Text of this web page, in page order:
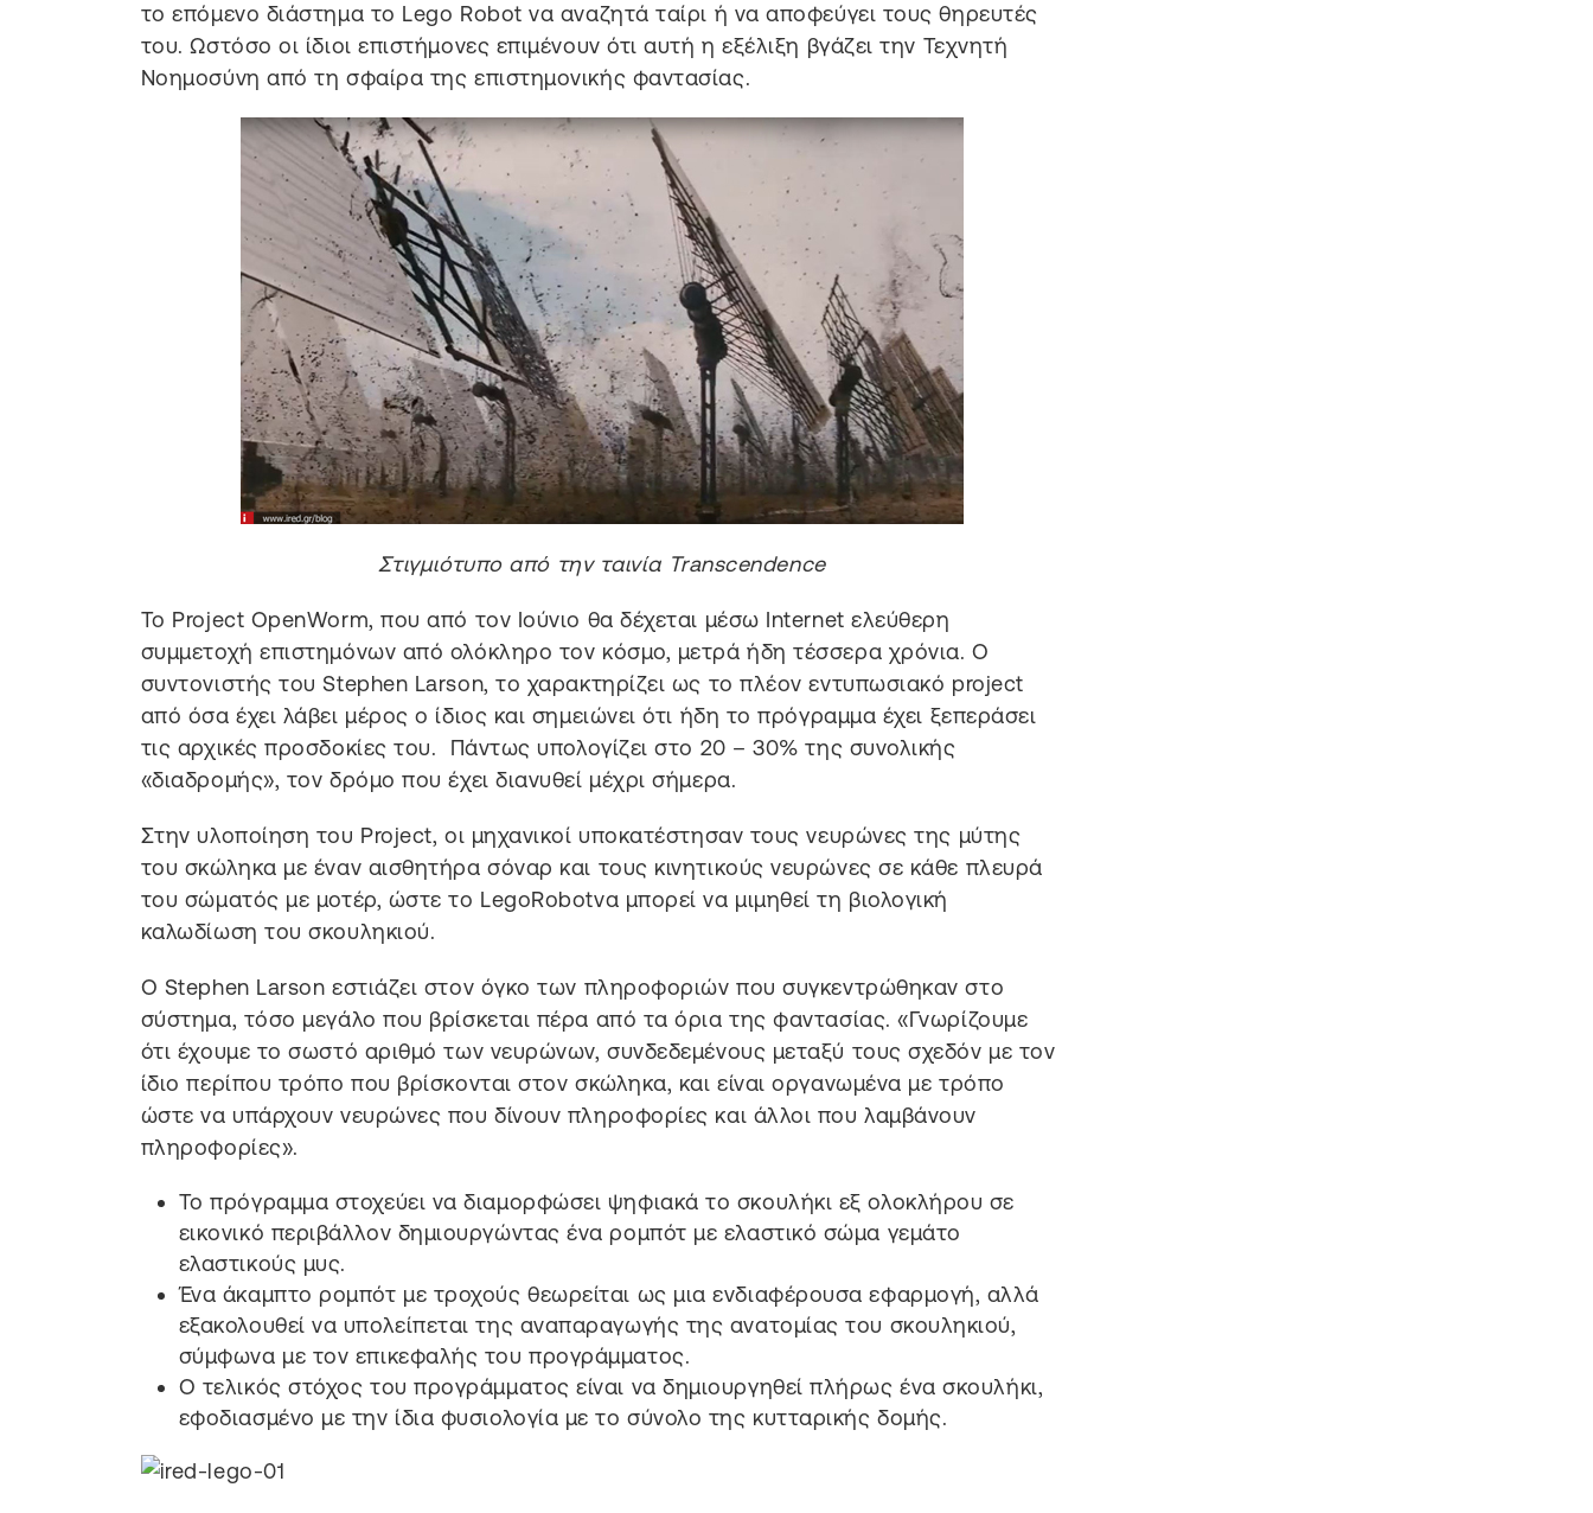
το επόμενο διάστημα το Lego Robot να αναζητά ταίρι ή να αποφεύγει τους θηρευτές
του. Ωστόσο οι ίδιοι επιστήμονες επιμένουν ότι αυτή η εξέλιξη βγάζει την Τεχνητή
Νοημοσύνη από τη σφαίρα της επιστημονικής φαντασίας.
Στιγμιότυπο από την ταινία Transcendence
Το Project OpenWorm, που από τον Ιούνιο θα δέχεται μέσω Internet ελεύθερη
συμμετοχή επιστημόνων από ολόκληρο τον κόσμο, μετρά ήδη τέσσερα χρόνια. Ο
συντονιστής του Stephen Larson, το χαρακτηρίζει ως το πλέον εντυπωσιακό project
από όσα έχει λάβει μέρος ο ίδιος και σημειώνει ότι ήδη το πρόγραμμα έχει ξεπεράσει
τις αρχικές προσδοκίες του. Πάντως υπολογίζει στο 20 – 30% της συνολικής
«διαδρομής», τον δρόμο που έχει διανυθεί μέχρι σήμερα.
Στην υλοποίηση του Project, οι μηχανικοί υποκατέστησαν τους νευρώνες της μύτης
του σκώληκα με έναν αισθητήρα σόναρ και τους κινητικούς νευρώνες σε κάθε πλευρά
του σώματός με μοτέρ, ώστε το LegoRobotνα μπορεί να μιμηθεί τη βιολογική
καλωδίωση του σκουληκιού.
Ο Stephen Larson εστιάζει στον όγκο των πληροφοριών που συγκεντρώθηκαν στο
σύστημα, τόσο μεγάλο που βρίσκεται πέρα από τα όρια της φαντασίας. «Γνωρίζουμε
ότι έχουμε το σωστό αριθμό των νευρώνων, συνδεδεμένους μεταξύ τους σχεδόν με τον
ίδιο περίπου τρόπο που βρίσκονται στον σκώληκα, και είναι οργανωμένα με τρόπο
ώστε να υπάρχουν νευρώνες που δίνουν πληροφορίες και άλλοι που λαμβάνουν
πληροφορίες».
Το πρόγραμμα στοχεύει να διαμορφώσει ψηφιακά το σκουλήκι εξ ολοκλήρου σε
εικονικό περιβάλλον δημιουργώντας ένα ρομπότ με ελαστικό σώμα γεμάτο
ελαστικούς μυς.
Ένα άκαμπτο ρομπότ με τροχούς θεωρείται ως μια ενδιαφέρουσα εφαρμογή, αλλά
εξακολουθεί να υπολείπεται της αναπαραγωγής της ανατομίας του σκουληκιού,
σύμφωνα με τον επικεφαλής του προγράμματος.
Ο τελικός στόχος του προγράμματος είναι να δημιουργηθεί πλήρως ένα σκουλήκι,
εφοδιασμένο με την ίδια φυσιολογία με το σύνολο της κυτταρικής δομής.